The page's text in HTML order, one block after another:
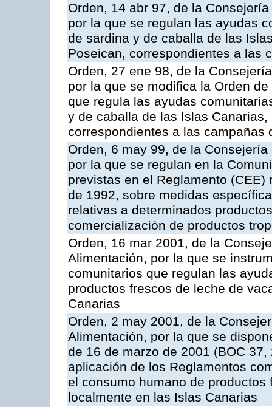
Orden, 14 abr 97, de la
por la que se regulan las ayudas
de sardina y de caballa de las
Poseican, correspondientes a las
Orden, 27 ene 98, de la
por la que se modifica la Orden
que regula las ayudas
y de caballa de las Islas
correspondientes a las campañas
Orden, 6 may 99, de la
por la que se regulan en la
previstas en el Reglamento
de 1992, sobre medidas
relativas a determinados
comercialización de productos
Orden, 16 mar 2001, de la
Alimentación, por la que se
comunitarios que regulan las
productos frescos de leche de
Canarias
Orden, 2 may 2001, de la
Alimentación, por la que se
de 16 de marzo de 2001 (BOC
aplicación de los Reglamentos
el consumo humano de
localmente en las Islas Canarias